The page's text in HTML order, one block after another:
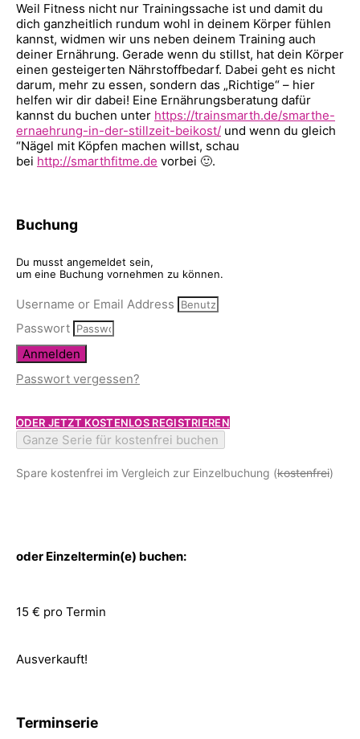
Weil Fitness nicht nur Trainingssache ist und damit du
dich ganzheitlich rundum wohl in deinem Körper fühlen
kannst, widmen wir uns neben deinem Training auch
deiner Ernährung. Gerade wenn du stillst, hat dein Körper
einen gesteigerten Nährstoffbedarf. Dabei geht es nicht
darum, mehr zu essen, sondern das „Richtige“ – hier
helfen wir dir dabei! Eine Ernährungsberatung dafür
kannst du buchen unter https://trainsmarth.de/smarthe-
ernaehrung-in-der-stillzeit-beikost/ und wenn du gleich
“Nägel mit Köpfen machen willst, schau
bei http://smarthfitme.de vorbei 🙂.
Buchung
Du musst angemeldet sein,
um eine Buchung vornehmen zu können.
Username or Email Address
Passwort
Anmelden
Passwort vergessen?
ODER JETZT KOSTENLOS REGISTRIEREN
Ganze Serie für kostenfrei buchen
Spare kostenfrei im Vergleich zur Einzelbuchung (kostenfrei)
oder Einzeltermin(e) buchen:
15 € pro Termin
Ausverkauft!
Terminserie